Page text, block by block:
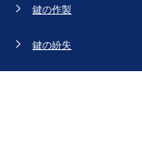
鍵の作製
鍵の紛失